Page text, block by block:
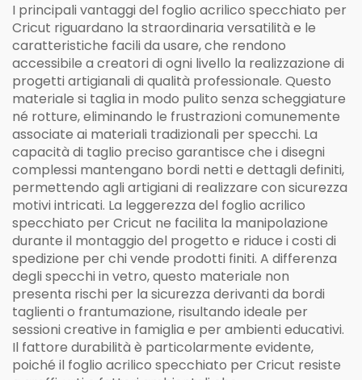
I principali vantaggi del foglio acrilico specchiato per
Cricut riguardano la straordinaria versatilità e le
caratteristiche facili da usare, che rendono
accessibile a creatori di ogni livello la realizzazione di
progetti artigianali di qualità professionale. Questo
materiale si taglia in modo pulito senza scheggiature
né rotture, eliminando le frustrazioni comunemente
associate ai materiali tradizionali per specchi. La
capacità di taglio preciso garantisce che i disegni
complessi mantengano bordi netti e dettagli definiti,
permettendo agli artigiani di realizzare con sicurezza
motivi intricati. La leggerezza del foglio acrilico
specchiato per Cricut ne facilita la manipolazione
durante il montaggio del progetto e riduce i costi di
spedizione per chi vende prodotti finiti. A differenza
degli specchi in vetro, questo materiale non
presenta rischi per la sicurezza derivanti da bordi
taglienti o frantumazione, risultando ideale per
sessioni creative in famiglia e per ambienti educativi.
Il fattore durabilità è particolarmente evidente,
poiché il foglio acrilico specchiato per Cricut resiste